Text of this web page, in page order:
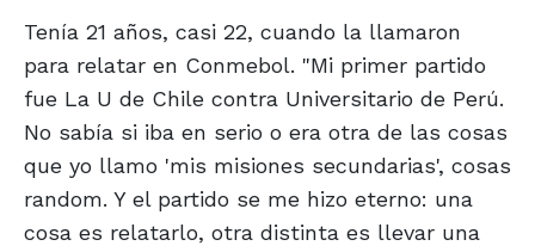
Tenía 21 años, casi 22, cuando la llamaron
para relatar en Conmebol. "Mi primer partido
fue La U de Chile contra Universitario de Perú.
No sabía si iba en serio o era otra de las cosas
que yo llamo 'mis misiones secundarias', cosas
random. Y el partido se me hizo eterno: una
cosa es relatarlo, otra distinta es llevar una